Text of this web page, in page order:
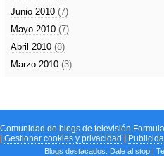
Junio 2010 (7)
Mayo 2010 (7)
Abril 2010 (8)
Marzo 2010 (3)
Comunidad de blogs de televisión
Gestionar cookies y privacidad
Blogs destacados: Dale al stop |